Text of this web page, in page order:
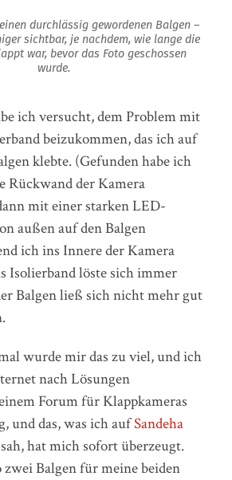
durchlässig gewordenen Balgen –
sichtbar, je nachdem, wie lange die
war, bevor das Foto geschossen
wurde.
ich versucht, dem Problem mit
beizukommen, das ich auf
klebte. (Gefunden habe ich
Rückwand der Kamera
mit einer starken LED-
außen auf den Balgen
ich ins Innere der Kamera
Isolierband löste sich immer
Balgen ließ sich nicht mehr gut
wurde mir das zu viel, und ich
nach Lösungen
Forum für Klappkameras
und das, was ich aufSandeha
hat mich sofort überzeugt.
zwei Balgen für meine beiden